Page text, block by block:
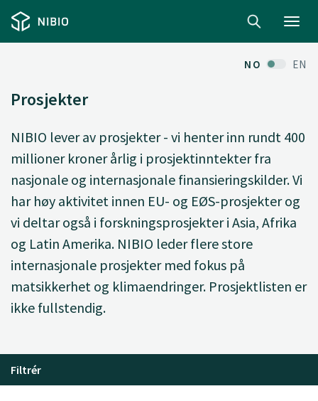
NO EN
Prosjekter
NIBIO lever av prosjekter - vi henter inn rundt 400
millioner kroner årlig i prosjektinntekter fra
nasjonale og internasjonale finansieringskilder. Vi
har høy aktivitet innen EU- og EØS-prosjekter og
vi deltar også i forskningsprosjekter i Asia, Afrika
og Latin Amerika. NIBIO leder flere store
internasjonale prosjekter med fokus på
matsikkerhet og klimaendringer. Prosjektlisten er
ikke fullstendig.
Filtrér